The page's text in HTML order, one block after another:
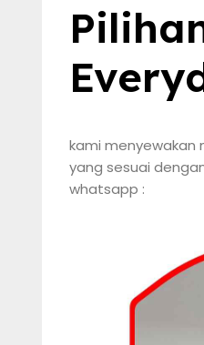
kami menyewakan
yang sesuai
whatsapp :